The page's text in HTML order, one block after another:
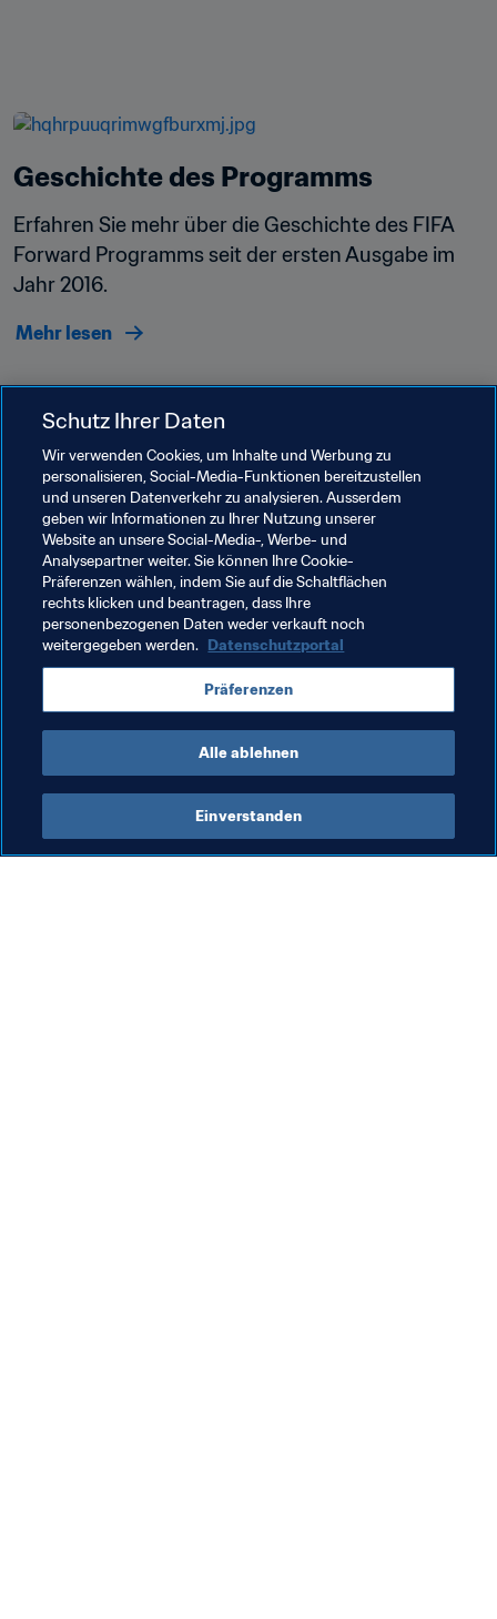
Geschichte des Programms
Erfahren Sie mehr über die Geschichte des FIFA
Forward Programms seit der ersten Ausgabe im
Jahr 2016.
Mehr lesen
Verwandte Themen
Förderung des Fussballs FIFA Forward
Organisation Croatia UEFA
Schutz Ihrer Daten
Wir verwenden Cookies, um Inhalte und Werbung zu
personalisieren, Social-Media-Funktionen bereitzustellen
und unseren Datenverkehr zu analysieren. Ausserdem
geben wir Informationen zu Ihrer Nutzung unserer
Website an unsere Social-Media-, Werbe- und
Analysepartner weiter. Sie können Ihre Cookie-
Präferenzen wählen, indem Sie auf die Schaltflächen
rechts klicken und beantragen, dass Ihre
personenbezogenen Daten weder verkauft noch
weitergegeben werden. Datenschutzportal
Präferenzen
Alle ablehnen
Einverstanden